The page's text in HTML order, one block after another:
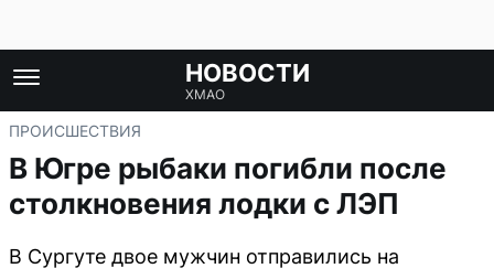
НОВОСТИ
ХМАО
ПРОИСШЕСТВИЯ
В Югре рыбаки погибли после
столкновения лодки с ЛЭП
В Сургуте двое мужчин отправились на